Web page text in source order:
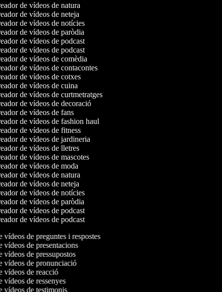
de vídeos de natura
de vídeos de neteja
de vídeos de notícies
de vídeos de paròdia
de vídeos de podcast
de vídeos de podcast
de vídeos de comèdia
de vídeos de contacontes
de vídeos de cotxes
de vídeos de cuina
de vídeos de curtmetratges
de vídeos de decoració
de vídeos de fans
de vídeos de fashion haul
de vídeos de fitness
de vídeos de jardineria
de vídeos de lletres
de vídeos de mascotes
de vídeos de moda
de vídeos de natura
de vídeos de neteja
de vídeos de notícies
de vídeos de paròdia
de vídeos de podcast
de vídeos de podcast
vídeos de preguntes i respostes
vídeos de presentacions
vídeos de pressupostos
vídeos de pronunciació
vídeos de reacció
vídeos de ressenyes
vídeos de testimonis